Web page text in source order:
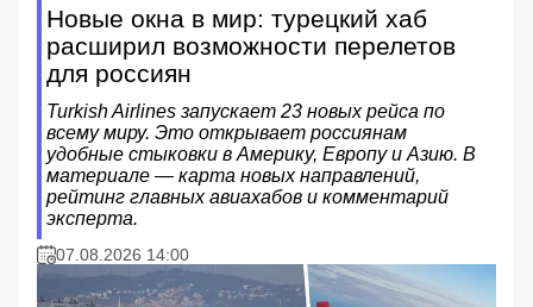
Новые окна в мир: турецкий хаб
расширил возможности перелетов
для россиян
Turkish Airlines запускает 23 новых рейса по
всему миру. Это открывает россиянам
удобные стыковки в Америку, Европу и Азию. В
материале — карта новых направлений,
рейтинг главных авиахабов и комментарий
эксперта.
07.08.2026 14:00